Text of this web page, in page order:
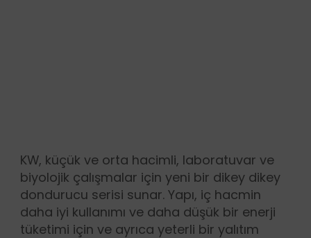
KW, küçük ve orta hacimli, laboratuvar ve
biyolojik çalışmalar için yeni bir dikey dikey
dondurucu serisi sunar. Yapı, iç hacmin
daha iyi kullanımı ve daha düşük bir enerji
tüketimi için ve ayrıca yeterli bir yalıtım